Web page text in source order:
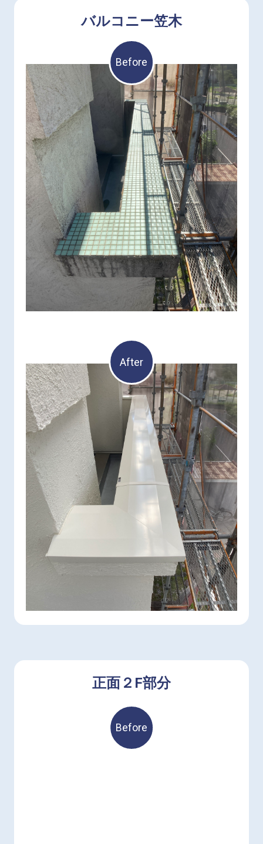
バルコニー笠木
Before
タイルで装飾された笠木でしたが、目地部分の汚
れやタイルからの雨だれが目立っていました。
After
アルミの笠木をかぶせることで、より今っぽく、
よりきれいに、よりお掃除を楽に
正面２F部分
Before